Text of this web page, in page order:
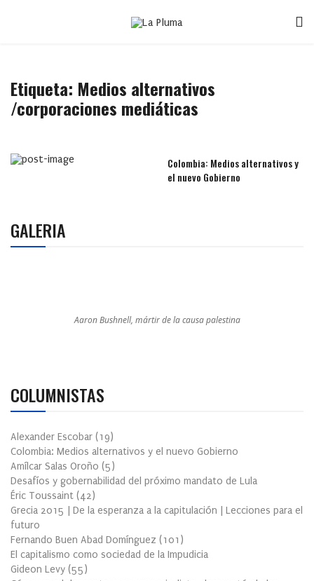
Etiqueta: Medios alternativos
/corporaciones mediáticas
Colombia: Medios alternativos y
el nuevo Gobierno
GALERIA
Aaron Bushnell, mártir de la causa palestina
COLUMNISTAS
Alexander Escobar (19)
Colombia: Medios alternativos y el nuevo Gobierno
Amílcar Salas Oroño (5)
Desafíos y gobernabilidad del próximo mandato de Lula
Éric Toussaint (42)
Grecia 2015 | De la esperanza a la capitulación | Lecciones para el
futuro
Fernando Buen Abad Domínguez (101 )
El capitalismo como sociedad de la Impudicia
Gideon Levy (55)